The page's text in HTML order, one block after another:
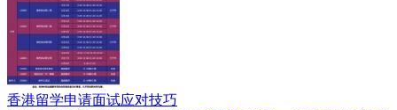
香港留学申请面试应对技巧